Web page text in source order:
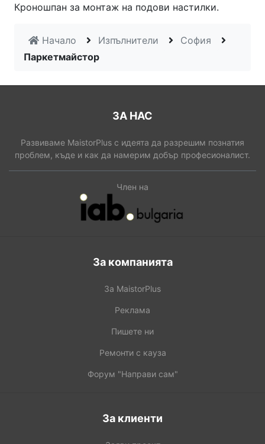
Кроношпан за монтаж на подови настилки.
Начало Изпълнители
София
Паркетмайстор
ЗА НАС
Развиваме MaistorPlus с идеята да разрешим познатия
проблем, къде и как да намерим добър професионалист.
Член на
За компанията
За MaistorPlus
Реклама
Пишете ни
Ремонти с кауза
Форум "Направи сам"
За клиенти